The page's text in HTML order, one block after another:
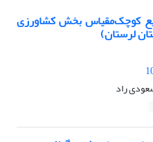
کوچک‌مقیاس بخش کشاورزی
لرستان)
راد